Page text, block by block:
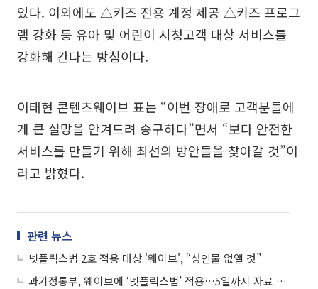
있다. 이외에도 △키즈 전용 계정 제공 △키즈 프로그
램 강화 등 유아 및 어린이 시청고객 대상 서비스를
강화해 간다는 방침이다.
이태현 콘텐츠웨이브 표는 “이번 장애로 고객분들에
게 큰 실망을 안겨드려 송구하다”면서 “보다 안전한
서비스를 만들기 위해 최선의 방안들을 찾아갈 것”이
라고 밝혔다.
관련 뉴스
넷플릭스법 2호 적용 대상 '웨이브', “성인물 없앨 것”
과기정통부, 웨이브에 ‘넷플릭스법’ 적용…5일까지 자료 제출해야